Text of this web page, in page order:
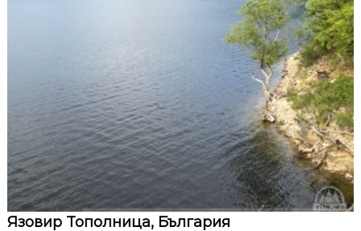
Язовир Тополница, България